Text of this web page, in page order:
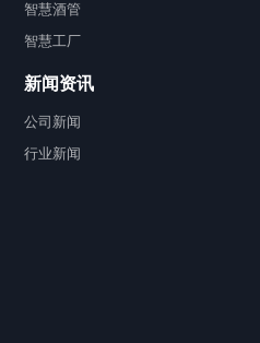
智慧酒管
智慧工厂
新闻资讯
公司新闻
行业新闻